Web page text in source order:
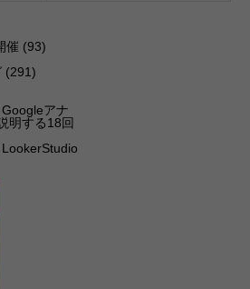
催 (93)
(291)
アナ
明する18回